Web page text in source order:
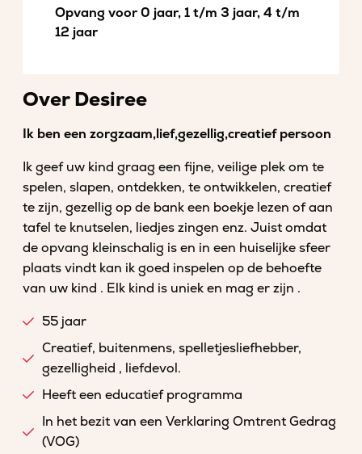
Opvang voor 0 jaar, 1 t/m 3 jaar, 4 t/m
12 jaar
Over Desiree
Ik ben een zorgzaam,lief,gezellig,creatief persoon
Ik geef uw kind graag een fijne, veilige plek om te
spelen, slapen, ontdekken, te ontwikkelen, creatief
te zijn, gezellig op de bank een boekje lezen of aan
tafel te knutselen, liedjes zingen enz. Juist omdat
de opvang kleinschalig is en in een huiselijke sfeer
plaats vindt kan ik goed inspelen op de behoefte
van uw kind . Elk kind is uniek en mag er zijn .
55 jaar
Creatief, buitenmens, spelletjesliefhebber,
gezelligheid , liefdevol.
Heeft een educatief programma
In het bezit van een Verklaring Omtrent Gedrag
(VOG)